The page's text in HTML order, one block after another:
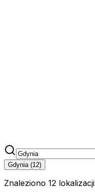
Gdynia (12)
Znaleziono 12 lokalizacji